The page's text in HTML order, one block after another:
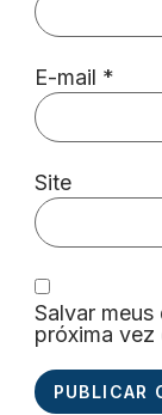
E-mail *
Site
Salvar
próxima vez